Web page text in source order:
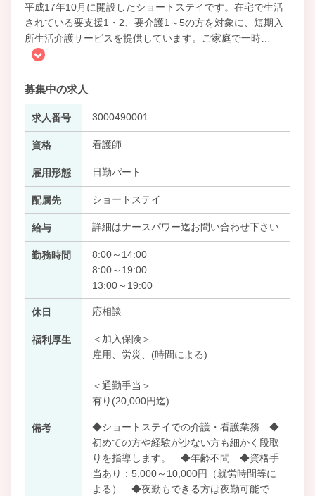
平成17年10月に開設したショートステイです。在宅で生活
されている要支援1・2、要介護1～5の方を対象に、短期入
所生活介護サービスを提供しています。ご家庭で一時
募集中の求人
求人番号 3000490001
資格 看護師
雇用形態 日勤パート
配属先 ショートステイ
給与 詳細はナースパワー迄お問い合わせ下さい
勤務時間
8:00～14:00
8:00～19:00
13:00～19:00
休日 応相談
福利厚生
＜加入保険＞
雇用、労災、(時間による)
＜通勤手当＞
有り(20,000円迄)
備考
◆ショートステイでの介護・看護業務 ◆
初めての方や経験が少ない方も細かく段取
りを指導します。 ◆年齢不問 ◆資格手
当あり：5,000～10,000円（就労時間等に
よる） ◆夜勤もできる方は夜勤可能で